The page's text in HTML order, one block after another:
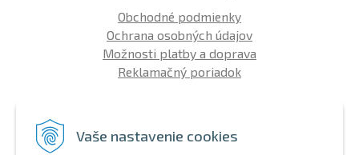
Vaše nastavenie cookies
Obchodné podmienky
Ochrana osobných údajov
Možnosti platby a doprava
Reklamačný poriadok